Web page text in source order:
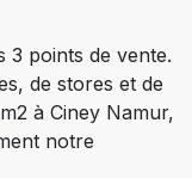
3 points de vente.
de stores et de
à Ciney Namur,
notre